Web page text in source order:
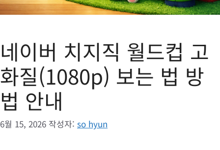
네이버 치지직 월드컵 고
화질(1080p) 보는 법 방
법 안내
6월 15, 2026 작성자: so hyun